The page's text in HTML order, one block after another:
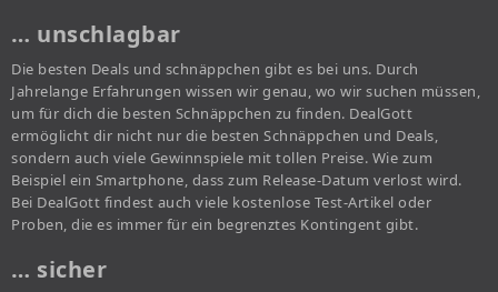
… unschlagbar
Die besten Deals und schnäppchen gibt es bei uns. Durch
Jahrelange Erfahrungen wissen wir genau, wo wir suchen müssen,
um für dich die besten Schnäppchen zu finden. DealGott
ermöglicht dir nicht nur die besten Schnäppchen und Deals,
sondern auch viele Gewinnspiele mit tollen Preise. Wie zum
Beispiel ein Smartphone, dass zum Release-Datum verlost wird.
Bei DealGott findest auch viele kostenlose Test-Artikel oder
Proben, die es immer für ein begrenztes Kontingent gibt.
… sicher